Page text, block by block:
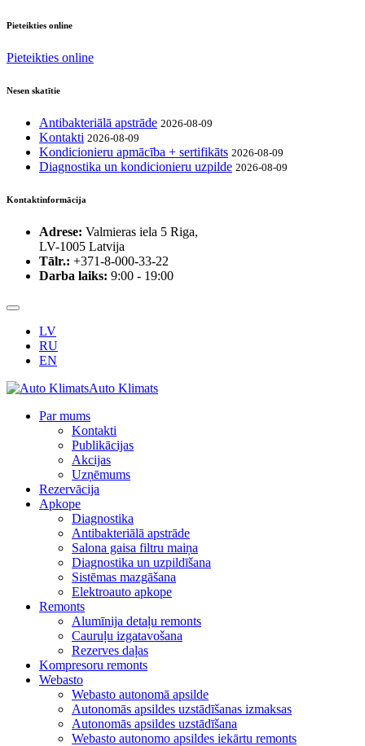
Pieteikties online
Pieteikties online
Nesen skatītie
Antibakteriālā apstrāde 2026-08-09
Kontakti 2026-08-09
Kondicionieru apmācība + sertifikāts 2026-08-09
Diagnostika un kondicionieru uzpilde 2026-08-09
Kontaktinformācija
Adrese: Valmieras iela 5 Riga,
LV-1005 Latvija
Tālr.: +371-8-000-33-22
Darba laiks: 9:00 - 19:00
LV
RU
EN
Auto Klimats
Par mums
Kontakti
Publikācijas
Akcijas
Uzņēmums
Rezervācija
Apkope
Diagnostika
Antibakteriālā apstrāde
Salona gaisa filtru maiņa
Diagnostika un uzpildīšana
Sistēmas mazgāšana
Elektroauto apkope
Remonts
Alumīnija detaļu remonts
Cauruļu izgatavošana
Rezerves daļas
Kompresoru remonts
Webasto
Webasto autonomā apsilde
Autonomās apsildes uzstādīšanas izmaksas
Autonomās apsildes uzstādīšana
Webasto autonomo apsildes iekārtu remonts